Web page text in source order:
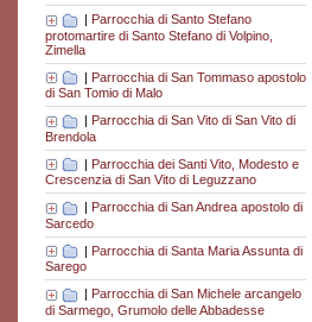
| Parrocchia di Santo Stefano
protomartire di Santo Stefano di Volpino,
Zimella
| Parrocchia di San Tommaso apostolo
di San Tomio di Malo
| Parrocchia di San Vito di San Vito di
Brendola
| Parrocchia dei Santi Vito, Modesto e
Crescenzia di San Vito di Leguzzano
| Parrocchia di San Andrea apostolo di
Sarcedo
| Parrocchia di Santa Maria Assunta di
Sarego
Parrocchia di San Michele arcangelo
di Sarmego, Grumolo delle Abbadesse